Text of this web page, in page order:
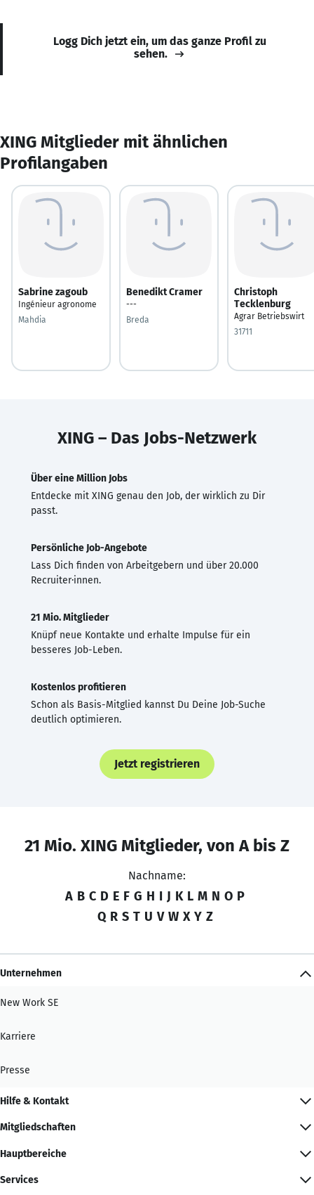
Logg Dich jetzt ein, um das ganze Profil zu
sehen.
XING Mitglieder mit ähnlichen
Profilangaben
Sabrine zagoub
Ingénieur agronome
Mahdia
Benedikt Cramer
---
Breda
Christoph
Tecklenburg
Agrar Betriebswirt
31711
XING – Das Jobs-Netzwerk
Über eine Million Jobs
Entdecke mit XING genau den Job, der wirklich zu Dir
passt.
Persönliche Job-Angebote
Lass Dich finden von Arbeitgebern und über 20.000
Recruiter·innen.
21 Mio. Mitglieder
Knüpf neue Kontakte und erhalte Impulse für ein
besseres Job-Leben.
Kostenlos profitieren
Schon als Basis-Mitglied kannst Du Deine Job-Suche
deutlich optimieren.
Jetzt registrieren
21 Mio. XING Mitglieder, von A bis Z
Nachname:
A B C D E F G H I J K L M N O P
Q R S T U V W X Y Z
Unternehmen
New Work SE
Karriere
Presse
Hilfe & Kontakt
Mitgliedschaften
Hauptbereiche
Services